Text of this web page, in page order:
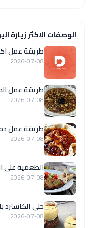
الوصفات الاكثر زيارة
طريقة عمل
2026-07-08
طريقة عمل
2026-07-08
طريقة عمل
2026-07-08
الطعمية على
2026-07-08
حلى الكاسترد
2026-07-08